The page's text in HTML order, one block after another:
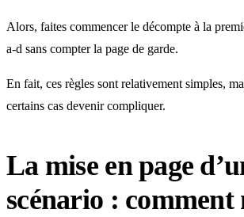
Alors, faites commencer le décompte à la
a-d sans compter la page de garde.
En fait, ces règles sont relativement simples,
certains cas devenir compliquer.
La mise en page
scénario : comment